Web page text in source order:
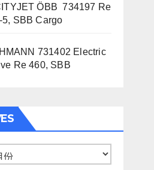
ÖBB 734197 Re
5, SBB Cargo
731402 Electric
Re 460, SBB